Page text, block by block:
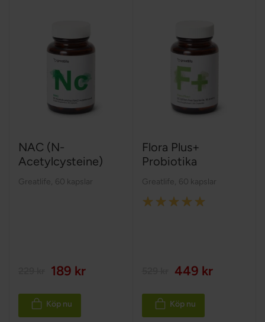
NAC (N-
Acetylcysteine)
Greatlife 60 kapslar
189 kr
Köp nu
Flora Plus+
Probiotika
Greatlife 60 kapslar
Rating:
449 kr
Köp nu